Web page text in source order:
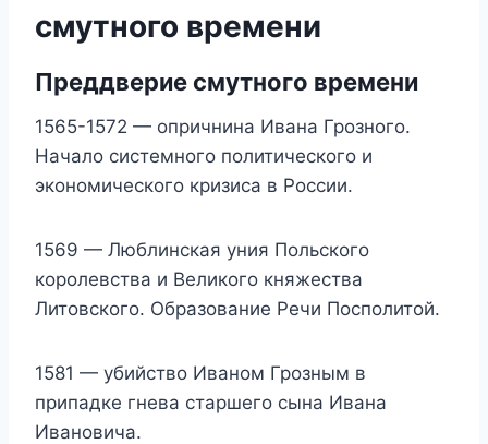
смутного времени
Преддверие смутного времени
1565-1572 — опричнина Ивана Грозного.
Начало системного политического и
экономического кризиса в России.
1569 — Люблинская уния Польского
королевства и Великого княжества
Литовского. Образование Речи Посполитой.
1581 — убийство Иваном Грозным в
припадке гнева старшего сына Ивана
Ивановича.